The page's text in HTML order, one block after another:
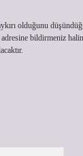
olduğunu
adresine bildirmeniz